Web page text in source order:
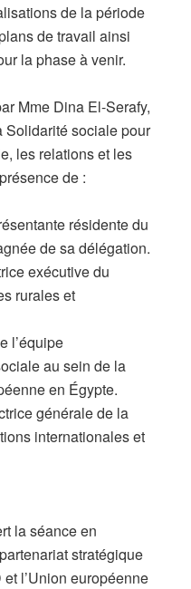
de la période
de travail ainsi
la phase à venir.
Mme Dina El-Serafy,
Solidarité sociale pour
les relations et les
de :
résidente du
de sa délégation.
exécutive du
rurales et
l’équipe
au sein de la
en Égypte.
générale de la
internationales et
la séance en
stratégique
l’Union européenne